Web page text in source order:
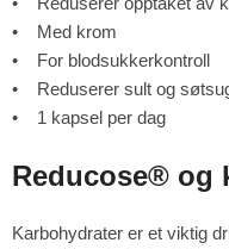
• Med krom
• For blodsukkerkontroll
• Reduserer sult og
• 1 kapsel per dag
Reducose® og
Karbohydrater er et viktig